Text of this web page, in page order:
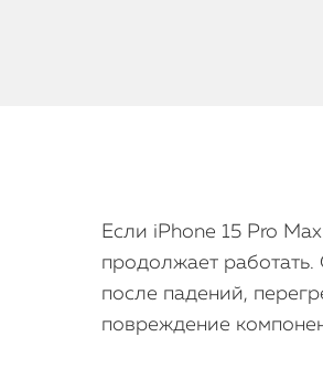
Если iPhone 15 Pro
продолжает
после падений,
повреждение